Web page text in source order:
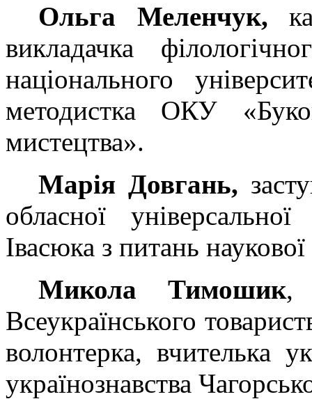
Ольга Меленчук,
викладачка
національного
методистка ОКУ
мистецтва».
Марія Довгань,
обласної
Івасюка з питань
Микола Тимошик,
Всеукраїнського
волонтерка, вчителька
українознавства